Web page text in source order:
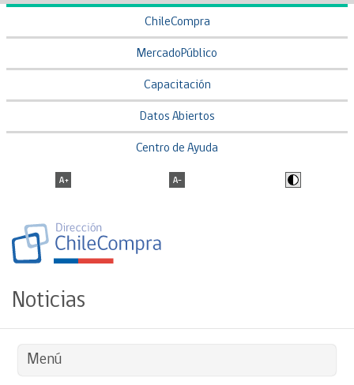
ChileCompra
MercadoPúblico
Capacitación
Datos Abiertos
Centro de Ayuda
Noticias
Menú